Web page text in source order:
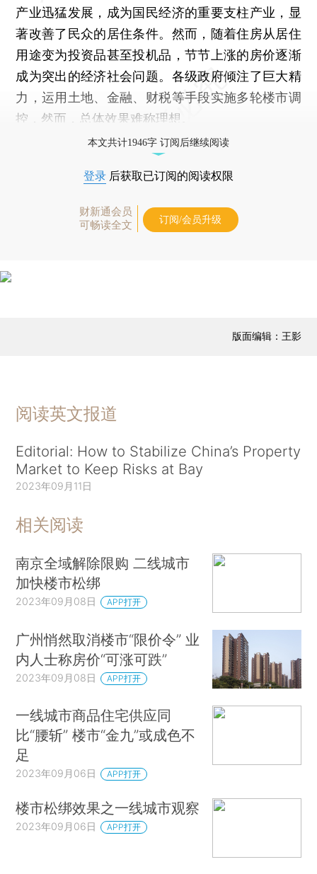
产业迅猛发展，成为国民经济的重要支柱产业，显
著改善了民众的居住条件。然而，随着住房从居住
用途变为投资品甚至投机品，节节上涨的房价逐渐
成为突出的经济社会问题。各级政府倾注了巨大精
力，运用土地、金融、财税等手段实施多轮楼市调
控，然而，总体效果难称理想。
本文共计1946字 订阅后继续阅读
登录 后获取已订阅的阅读权限
财新通会员
可畅读全文
订阅/会员升级
版面编辑：王影
阅读英文报道
Editorial: How to Stabilize China’s Property
Market to Keep Risks at Bay
2023年09月11日
相关阅读
南京全域解除限购 二线城市
加快楼市松绑
2023年09月08日 APP打开
广州悄然取消楼市“限价令” 业
内人士称房价“可涨可跌”
2023年09月08日 APP打开
一线城市商品住宅供应同
比“腰斩” 楼市“金九”或成色不
足
2023年09月06日 APP打开
楼市松绑效果之一线城市观察
2023年09月06日 APP打开